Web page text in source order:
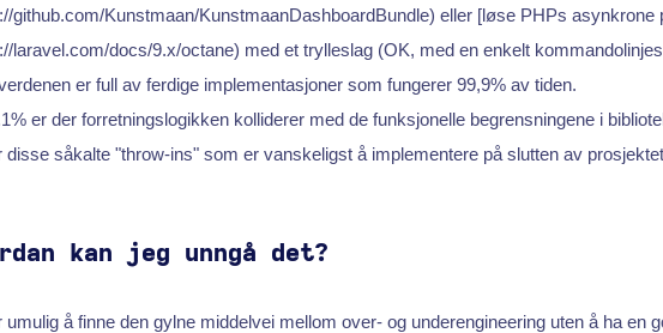
github.com/Kunstmaan/KunstmaanDashboardBundle) eller [løse PHPs asynkrone
laravel.com/docs/9.x/octane) med et trylleslag (OK, med en enkelt
er full av ferdige implementasjoner som fungerer 99,9% av tiden.
er der forretningslogikken kolliderer med de funksjonelle begrensningene i
disse såkalte "throw-ins" som er vanskeligst å implementere på slutten av
kan jeg unngå det?
umulig å finne den gylne middelvei mellom over- og underengineering uten å ha en